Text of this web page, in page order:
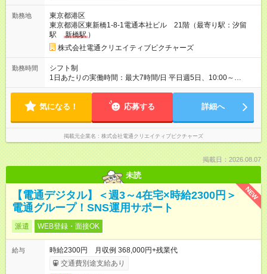
勤務地
東京都港区
東京都港区東新橋1-8-1電通本社ビル 21階（最寄り駅：汐留
駅
新橋駅 ）
株式会社電通クリエイティブピクチャーズ
勤務時間
シフト制
1日あたりの実働時間：最大7時間/日 平日週5日、10:00～
18:00（実働7時間、休憩1時間） ・所定時間外勤務：あり（残
捗状況によります） ※上記時間から多少変更することもできま
ワークも可能です
気になる！ 応募する 詳細へ
掲載元企業名 株式会社電通クリエイティブピクチャーズ
掲載日：2026.08.07
未読
NEW
【電通デジタル】＜週3～4在宅×時給2300円＞
電通グループ！SNS運用サポート
派遣 WEB登録・面接OK
給与
時給2300円 月収例 368,000円+残業代
交通費別途支給あり